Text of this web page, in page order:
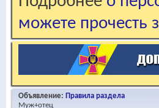
можете прочесть
Объявление: Правила раздела
Муж+отец